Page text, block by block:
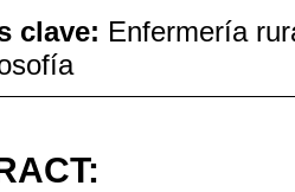
clave: Enfermería